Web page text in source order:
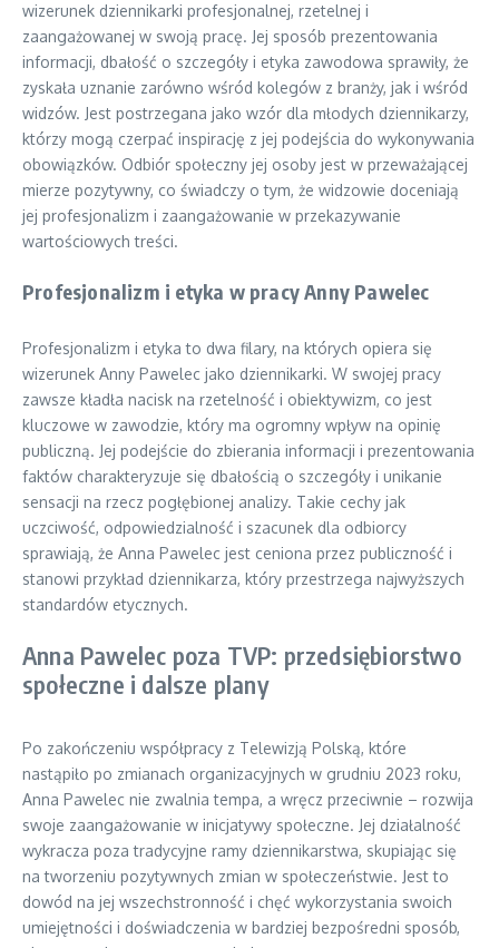
wizerunek dziennikarki profesjonalnej, rzetelnej i
zaangażowanej w swoją pracę. Jej sposób prezentowania
informacji, dbałość o szczegóły i etyka zawodowa sprawiły, że
zyskała uznanie zarówno wśród kolegów z branży, jak i wśród
widzów. Jest postrzegana jako wzór dla młodych dziennikarzy,
którzy mogą czerpać inspirację z jej podejścia do wykonywania
obowiązków. Odbiór społeczny jej osoby jest w przeważającej
mierze pozytywny, co świadczy o tym, że widzowie doceniają
jej profesjonalizm i zaangażowanie w przekazywanie
wartościowych treści.
Profesjonalizm i etyka w pracy Anny Pawelec
Profesjonalizm i etyka to dwa filary, na których opiera się
wizerunek Anny Pawelec jako dziennikarki. W swojej pracy
zawsze kładła nacisk na rzetelność i obiektywizm, co jest
kluczowe w zawodzie, który ma ogromny wpływ na opinię
publiczną. Jej podejście do zbierania informacji i prezentowania
faktów charakteryzuje się dbałością o szczegóły i unikanie
sensacji na rzecz pogłębionej analizy. Takie cechy jak
uczciwość, odpowiedzialność i szacunek dla odbiorcy
sprawiają, że Anna Pawelec jest ceniona przez publiczność i
stanowi przykład dziennikarza, który przestrzega najwyższych
standardów etycznych.
Anna Pawelec poza TVP: przedsiębiorstwo
społeczne i dalsze plany
Po zakończeniu współpracy z Telewizją Polską, które
nastąpiło po zmianach organizacyjnych w grudniu 2023 roku,
Anna Pawelec nie zwalnia tempa, a wręcz przeciwnie – rozwija
swoje zaangażowanie w inicjatywy społeczne. Jej działalność
wykracza poza tradycyjne ramy dziennikarstwa, skupiając się
na tworzeniu pozytywnych zmian w społeczeństwie. Jest to
dowód na jej wszechstronność i chęć wykorzystania swoich
umiejętności i doświadczenia w bardziej bezpośredni sposób,